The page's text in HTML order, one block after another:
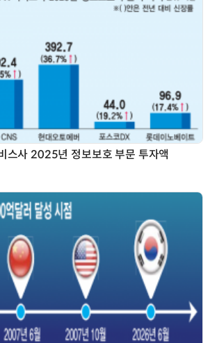
스사 2025년 정보보호 부문 투자액